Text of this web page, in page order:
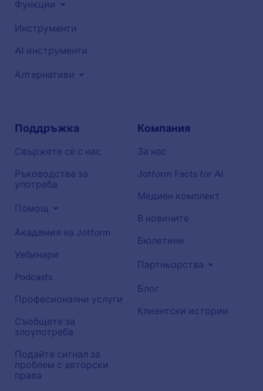
Функции
Инструменти
AI инструменти
Алтернативи
Поддръжка
Свържете се с нас
Ръководства за
употреба
Помощ
Академия на Jotform
Уебинари
Podcasts
Професионални услуги
Съобщете за
злоупотреба
Подайте сигнал за
проблем с авторски
права
Компания
За нас
Jotform Facts for AI
Медиен комплект
В новините
Бюлетини
Партньорства
Блог
Клиентски истории